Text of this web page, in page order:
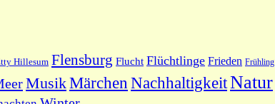
Hillesum Flensburg Flucht Flüchtlinge Frieden Frühling
MusikMärchen NachhaltigkeitNatur